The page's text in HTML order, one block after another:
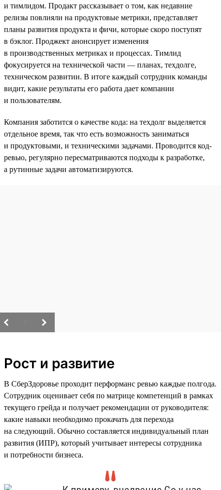
и тимлидом. Продакт рассказывает о том, как недавние
релизы повлияли на продуктовые метрики, представляет
планы развития продукта и фичи, которые скоро поступят
в бэклог. Проджект анонсирует изменения
в производственных метриках и процессах. Тимлид
фокусируется на технической части — планах, техдолге,
техническом развитии. В итоге каждый сотрудник команды
видит, какие результаты его работа дает компании
и пользователям.
Компания заботится о качестве кода: на техдолг выделяется
отдельное время, так что есть возможность заниматься
и продуктовыми, и техническими задачами. Проводится код-
ревью, регулярно пересматриваются подходы к разработке,
а рутинные задачи автоматизируются.
Рост и развитие
В СберЗдоровье проходит перформанс ревью каждые полгода.
Сотрудник оценивает себя по матрице компетенций в рамках
текущего грейда и получает рекомендации от руководителя:
какие навыки необходимо прокачать для перехода
на следующий. Обычно составляется индивидуальный план
развития (ИПР), который учитывает интересы сотрудника
и потребности бизнеса.